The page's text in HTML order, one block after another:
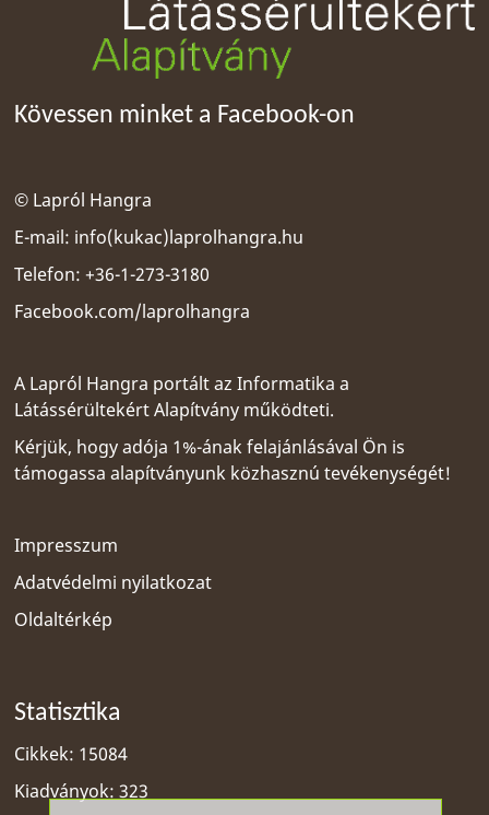
Kövessen minket a Facebook-on
© Lapról Hangra
E-mail: info(kukac)laprolhangra.hu
Telefon: +36-1-273-3180
Facebook.com/laprolhangra
A Lapról Hangra portált azInformatika a
Látássérültekért Alapítvány működteti.
Kérjük, hogy adója 1%-ának felajánlásával Ön is
támogassa alapítványunk közhasznú tevékenységét!
Impresszum
Adatvédelmi nyilatkozat
Oldaltérkép
Statisztika
Cikkek: 15084
Kiadványok: 323